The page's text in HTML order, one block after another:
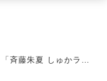
「斉藤朱夏 しゅかラジ！」特別編・第3回の配信が決定！